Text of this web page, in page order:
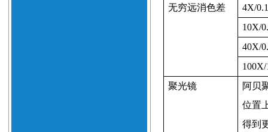
无穷远消色差
4X/
10X/
40X/
聚光镜
阿贝
位置
得到